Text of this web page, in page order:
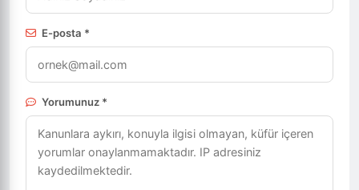
E-posta *
Yorumunuz *